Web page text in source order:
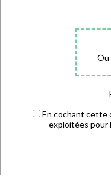
Ou
En cochant cette
exploitées pour